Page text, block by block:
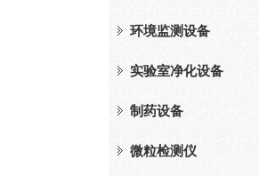
环境监测设备
实验室净化设备
制药设备
微粒检测仪